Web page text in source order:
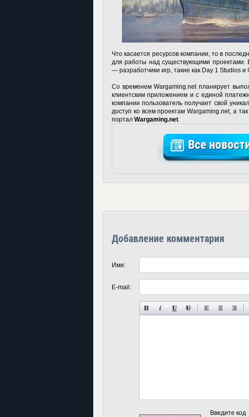
Что касается ресурсов компании, то в
для работы над существующими проектами.
— разработчики игр, такие как Day 1 Studios
Со временем Wargaming.net планирует
клиентским приложением и с единой
компании пользователь получает свой
доступ ко всем проектам Wargaming.net, а
портал Wargaming.net.
Все
Добавление комментария
Имя:
E-mail:
Введите код